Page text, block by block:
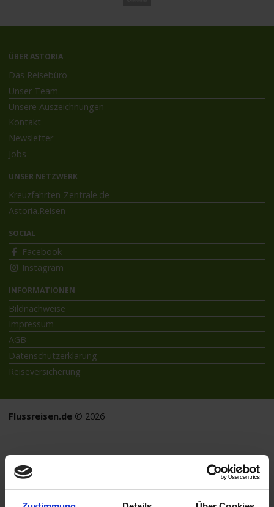
ÜBER ASTORIA
Das Reisebüro
Unser Team
Unsere Auszeichnungen
Kontakt
Newsletter
Jobs
UNSER NETZWERK
Kreuzfahrten-Zentrale.de
Astoria.Reisen
SOCIAL
Facebook
Instagram
INFORMATIONEN
Bildnachweise
Impressum
AGB
Datenschutzerklärung
Reiseversicherung
Flussreisen.de © 2026